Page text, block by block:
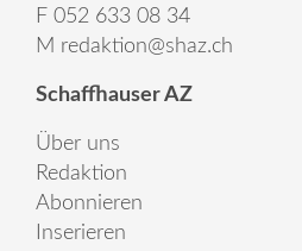
F 052 633 08 34
M redaktion@shaz.ch
Schaffhauser AZ
Über uns
Redaktion
Abonnieren
Inserieren